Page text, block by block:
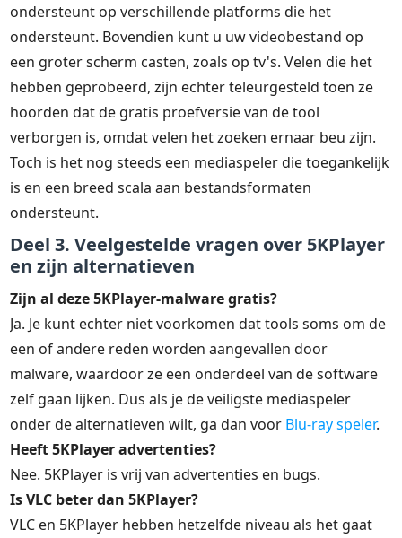
ondersteunt op verschillende platforms die het
ondersteunt. Bovendien kunt u uw videobestand op
een groter scherm casten, zoals op tv's. Velen die het
hebben geprobeerd, zijn echter teleurgesteld toen ze
hoorden dat de gratis proefversie van de tool
verborgen is, omdat velen het zoeken ernaar beu zijn.
Toch is het nog steeds een mediaspeler die toegankelijk
is en een breed scala aan bestandsformaten
ondersteunt.
Deel 3. Veelgestelde vragen over 5KPlayer
en zijn alternatieven
Zijn al deze 5KPlayer-malware gratis?
Ja. Je kunt echter niet voorkomen dat tools soms om de
een of andere reden worden aangevallen door
malware, waardoor ze een onderdeel van de software
zelf gaan lijken. Dus als je de veiligste mediaspeler
onder de alternatieven wilt, ga dan voor Blu-ray speler.
Heeft 5KPlayer advertenties?
Nee. 5KPlayer is vrij van advertenties en bugs.
Is VLC beter dan 5KPlayer?
VLC en 5KPlayer hebben hetzelfde niveau als het gaat